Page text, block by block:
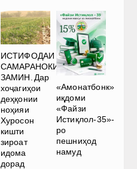
ИСТИФОДАИ
САМАРАНОКИ
ЗАМИН. Дар
хоҷагиҳои
деҳқонии
ноҳияи
Хуросон
кишти
зироат
идома
дорад
«Амонатбонк»
иқдоми
«Файзи
Истиқлол-35»-
ро
пешниҳод
намуд